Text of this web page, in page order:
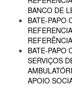
BANCO DE
BATE-PAPO
BATE-PAPO
SERVIÇOS
APOIO